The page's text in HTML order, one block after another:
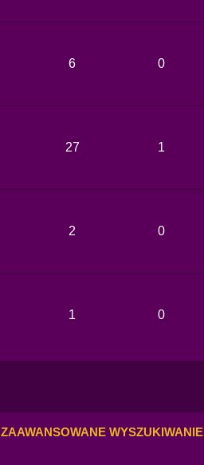
6 0
27 1
2 0
1 0
ZAAWANSOWANE WYSZUKIWANIE